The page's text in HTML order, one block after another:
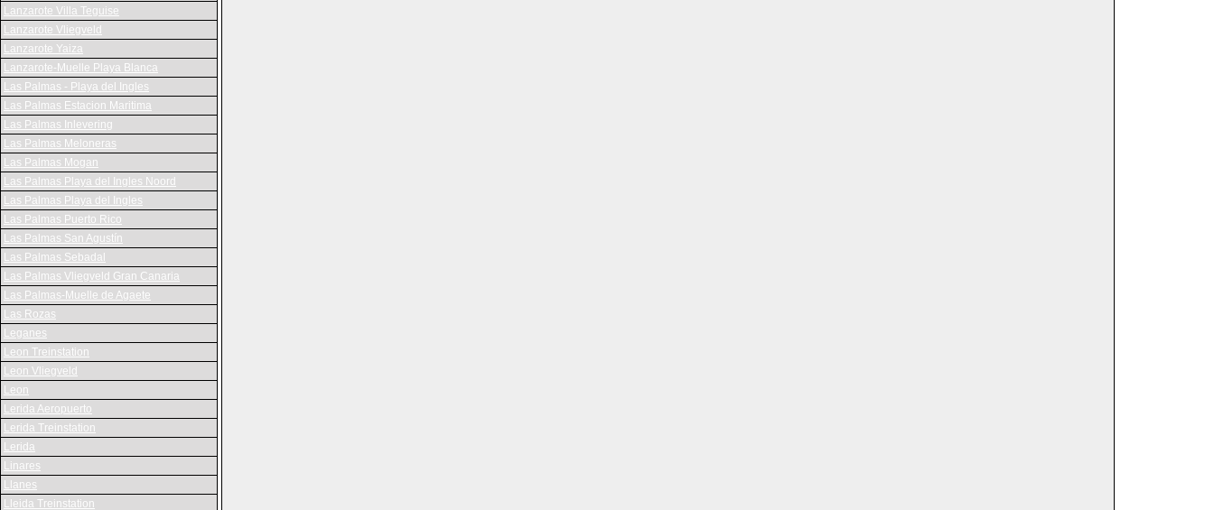
Lanzarote Villa Teguise
Lanzarote Vliegveld
Lanzarote Yaiza
Lanzarote-Muelle Playa Blanca
Las Palmas - Playa del Ingles
Las Palmas Estacion Maritima
Las Palmas Inlevering
Las Palmas Meloneras
Las Palmas Mogan
Las Palmas Playa del Ingles Noord
Las Palmas Playa del Ingles
Las Palmas Puerto Rico
Las Palmas San Agustín
Las Palmas Sebadal
Las Palmas Vliegveld Gran Canaria
Las Palmas-Muelle de Agaete
Las Rozas
Leganes
Leon Treinstation
Leon Vliegveld
Leon
Lerida Aeropuerto
Lerida Treinstation
Lerida
Linares
Llanes
Lleida Treinstation